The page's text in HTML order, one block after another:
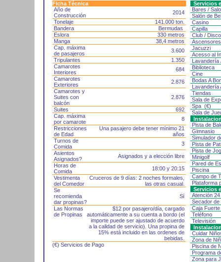
Ficha Técnica
Año de
Construcción
2014
Tonelaje
141.000 ton.
Bandera
Bermudas
Eslora
330 metros
Manga
38,4 metros
Cap. máxima
de pasajeros
3.600
Tripulantes
1.350
Camarotes
Interiores
684
Camarotes
Exteriores
2.876
Camarotes y
Suites con
balcón
2.876
Suites
692
Cap. máxima
por camarote
8
Restricciones
de Edad
Una pasajero debe tener mínimo 21
años
Turnos de
Comida
3
Asientos
Asignados?
Asignados y a elección libre
Horas de
Comida
18:00 y 20:15
Vestimenta
del Comedor
Cruceros de 9 días: 2 noches formales,
las otras casual.
Se
recomienda
dar propinas?
Sí
Las Normas
de Propinas
$12 por pasajero/día, cargado
automáticamente a su cuenta a bordo (el
importe puede ser ajustado de acuerdo
a la calidad de servicio). Una propina de
15% está incluido en las ordenes de
bebidas.
(€) Servicios de Pago
Servicios
Bares /
Salón de
Casino
Capilla
Club /
Jacuzzi
Acesso al
Biblioteca
Cine
Bodas A
Tiendas
Sala de
Spa (€)
Sala de
Pista de
Gimnasio
Simulador
Pista de
Pista de
Minigolf
Pared de
Piscina
Campo de
Plataforma
Servicios
Atención
Secador
Caja Fuerte
Teléfono
Televisión
Cuidar
Zona de
Piscina de
Programa
Zona para